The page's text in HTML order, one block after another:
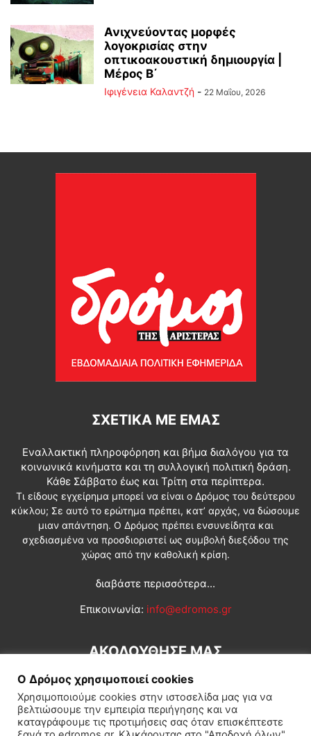
Ανιχνεύοντας μορφές
λογοκρισίας στην
οπτικοακουστική δημιουργία |
Μέρος B΄
Ιφιγένεια Καλαντζή - 22 Μαΐου, 2026
ΣΧΕΤΙΚΆ ΜΕ ΕΜΆΣ
Εναλλακτική πληροφόρηση και βήμα διαλόγου για τα
κοινωνικά κινήματα και τη συλλογική πολιτική δράση.
Κάθε Σάββατο έως και Τρίτη στα περίπτερα.
Τι είδους εγχείρημα μπορεί να είναι ο Δρόμος του δεύτερου
κύκλου; Σε αυτό το ερώτημα πρέπει, κατ’ αρχάς, να δώσουμε
μιαν απάντηση. Ο Δρόμος πρέπει ενσυνείδητα και
σχεδιασμένα να προσδιοριστεί ως συμβολή διεξόδου της
χώρας από την καθολική κρίση.
διαβάστε περισσότερα...
Επικοινωνία: info@edromos.gr
ΑΚΟΛΟΥΘΗΣΕ ΜΑΣ
Ο Δρόμος χρησιμοποιεί cookies
Χρησιμοποιούμε cookies στην ιστοσελίδα μας για να
βελτιώσουμε την εμπειρία περιήγησης και να
καταγράφουμε τις προτιμήσεις σας όταν επισκέπτεστε